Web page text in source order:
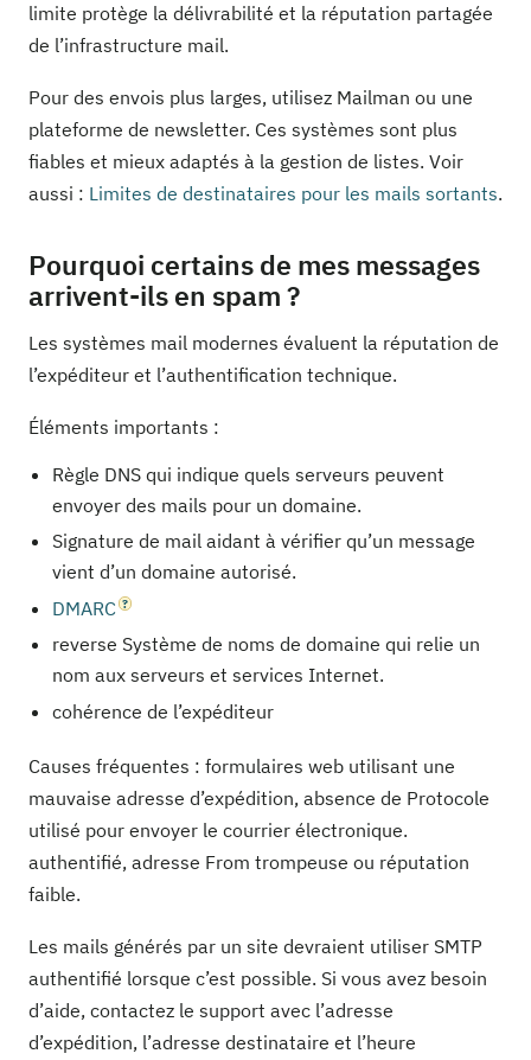
limite protège la délivrabilité et la réputation partagée
de l’infrastructure mail.
Pour des envois plus larges, utilisez Mailman ou une
plateforme de newsletter. Ces systèmes sont plus
fiables et mieux adaptés à la gestion de listes. Voir
aussi : Limites de destinataires pour les mails sortants.
Pourquoi certains de mes messages
arrivent-ils en spam ?
Les systèmes mail modernes évaluent la réputation de
l’expéditeur et l’authentification technique.
Éléments importants :
Règle DNS qui indique quels serveurs peuvent
envoyer des mails pour un domaine.
Signature de mail aidant à vérifier qu’un message
vient d’un domaine autorisé.
DMARC
reverse Système de noms de domaine qui relie un
nom aux serveurs et services Internet.
cohérence de l’expéditeur
Causes fréquentes : formulaires web utilisant une
mauvaise adresse d’expédition, absence de Protocole
utilisé pour envoyer le courrier électronique.
authentifié, adresse From trompeuse ou réputation
faible.
Les mails générés par un site devraient utiliser SMTP
authentifié lorsque c’est possible. Si vous avez besoin
d’aide, contactez le support avec l’adresse
d’expédition, l’adresse destinataire et l’heure